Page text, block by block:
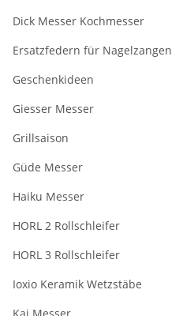
Dick Messer Kochmesser
Ersatzfedern für Nagelzangen
Geschenkideen
Giesser Messer
Grillsaison
Güde Messer
Haiku Messer
HORL 2 Rollschleifer
HORL 3 Rollschleifer
Ioxio Keramik Wetzstäbe